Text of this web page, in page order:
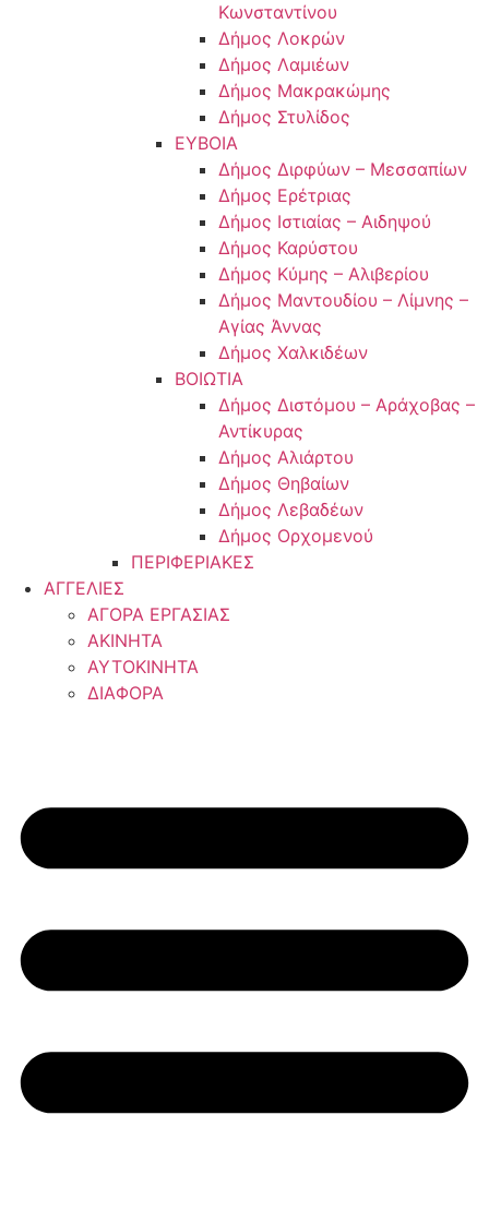
Κωνσταντίνου
Δήμος Λοκρών
Δήμος Λαμιέων
Δήμος Μακρακώμης
Δήμος Στυλίδος
ΕΥΒΟΙΑ
Δήμος Διρφύων – Μεσσαπίων
Δήμος Ερέτριας
Δήμος Ιστιαίας – Αιδηψού
Δήμος Καρύστου
Δήμος Κύμης – Αλιβερίου
Δήμος Μαντουδίου – Λίμνης –
Αγίας Άννας
Δήμος Χαλκιδέων
ΒΟΙΩΤΙΑ
Δήμος Διστόμου – Αράχοβας –
Αντίκυρας
Δήμος Αλιάρτου
Δήμος Θηβαίων
Δήμος Λεβαδέων
Δήμος Ορχομενού
ΠΕΡΙΦΕΡΙΑΚΕΣ
ΑΓΓΕΛΙΕΣ
ΑΓΟΡΑ ΕΡΓΑΣΙΑΣ
ΑΚΙΝΗΤΑ
ΑΥΤΟΚΙΝΗΤΑ
ΔΙΑΦΟΡΑ